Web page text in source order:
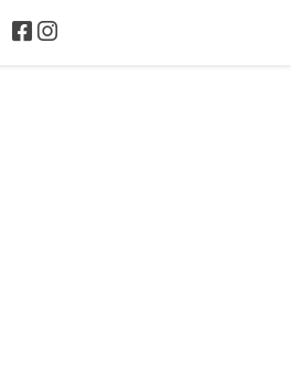
Facebook
Instagram